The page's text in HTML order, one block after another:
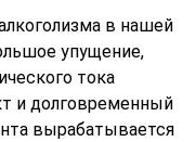
в нашей
упущение,
тока
и долговременный
вырабатывается